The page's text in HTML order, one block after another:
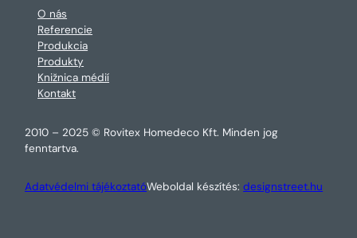
O nás
Referencie
Produkcia
Produkty
Knižnica médií
Kontakt
2010 – 2025 © Rovitex Homedeco Kft. Minden jog
fenntartva.
Adatvédelmi tájékoztatóWeboldal készítés:designstreet.hu